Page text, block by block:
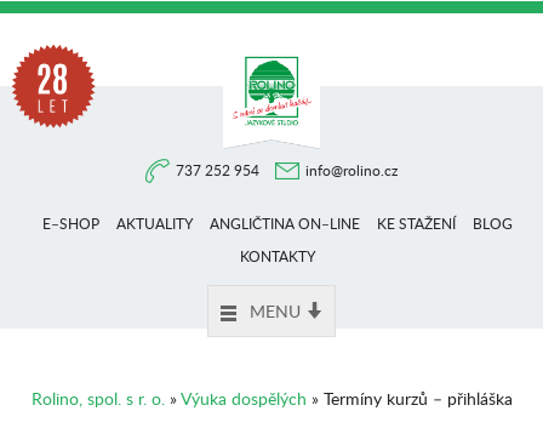
737 252 954 info@rolino.cz
E–SHOP AKTUALITY ANGLIČTINA ON–LINE KE STAŽENÍ
BLOG
KONTAKTY
MENU
Rolino, spol. s r. o.»Výuka dospělých » Termíny kurzů – přihláška